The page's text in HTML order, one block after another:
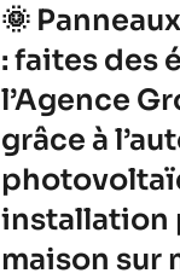
🌞
: faites des
l’Agence
grâce à
installation
maison sur